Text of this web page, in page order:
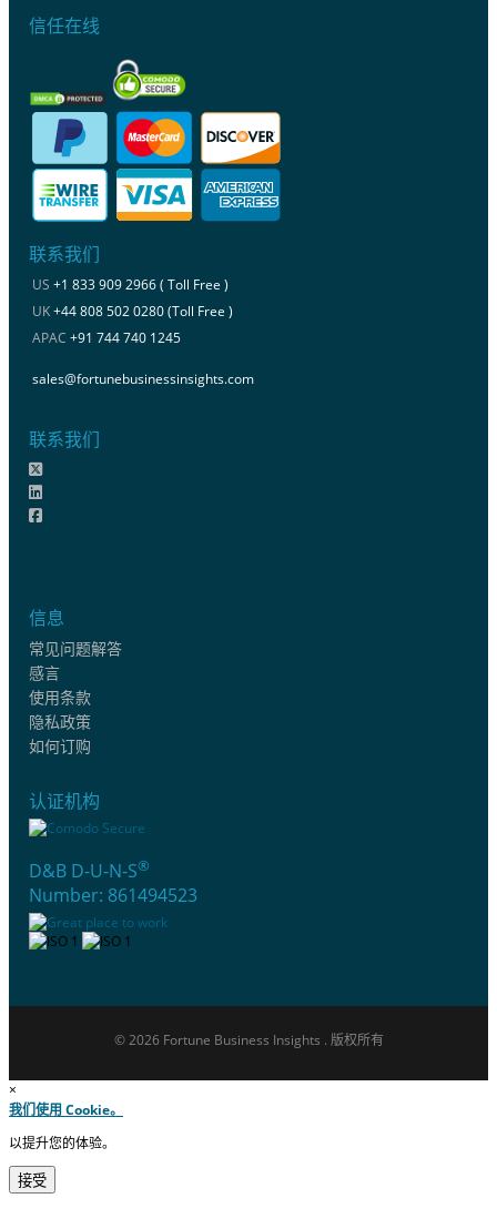
信任在线
联系我们
US +1 833 909 2966 ( Toll Free )
UK+44 808 502 0280 (Toll Free )
APAC +91 744 740 1245
sales@fortunebusinessinsights.com
联系我们
信息
常见问题解答
感言
使用条款
隐私政策
如何订购
认证机构
D&B D-U-N-S®
Number: 861494523
© 2026 Fortune Business Insights . 版权所有
×
我们使用 Cookie。
以提升您的体验。
接受